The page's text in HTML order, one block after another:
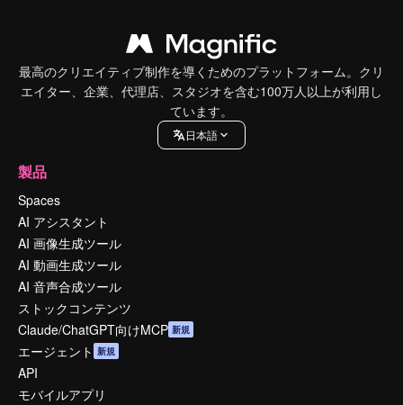
最高のクリエイティブ制作を導くためのプラットフォーム。クリ
エイター、企業、代理店、スタジオを含む100万人以上が利用し
ています。
日本語
製品
Spaces
AI アシスタント
AI 画像生成ツール
AI 動画生成ツール
AI 音声合成ツール
ストックコンテンツ
Claude/ChatGPT向けMCP 新規
エージェント 新規
API
モバイルアプリ